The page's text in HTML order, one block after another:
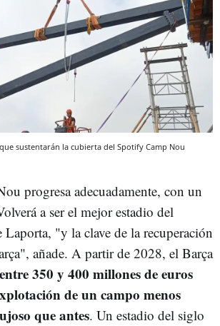
sustentarán la cubierta del Spotify Camp Nou
progresa adecuadamente, con un
a ser el mejor estadio del
"y la clave de la recuperación
añade. A partir de 2028, el Barça
350 y 400 millones de euros
de un campo menos
que antes. Un estadio del siglo